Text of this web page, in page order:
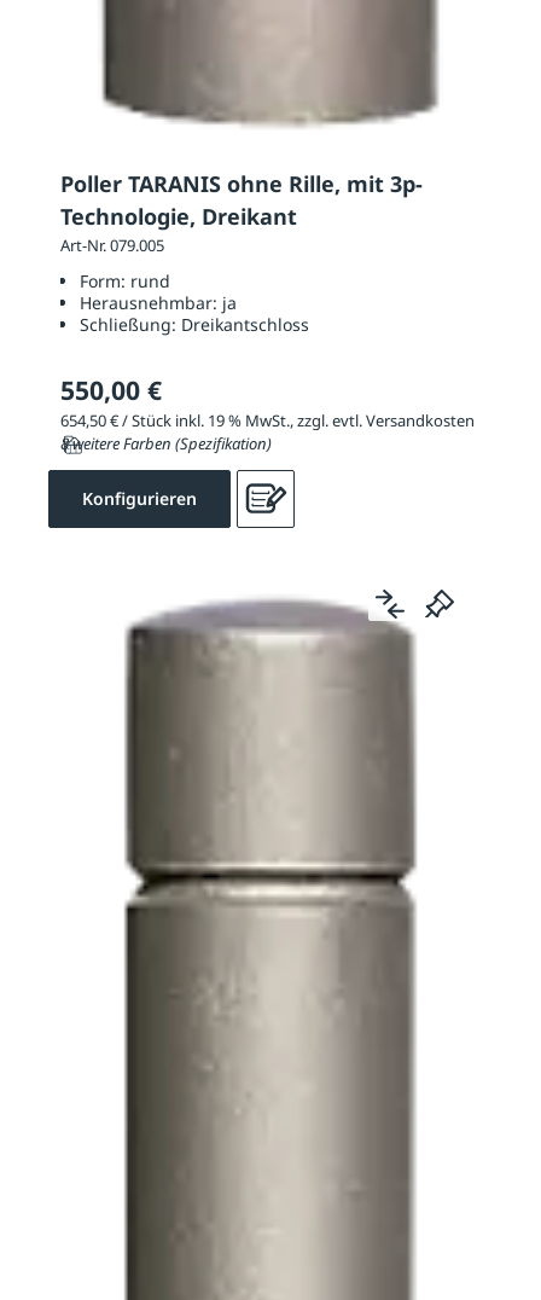
Poller TARANIS ohne Rille, mit 3p-
Technologie, Dreikant
Art-Nr. 079.005
Form: rund
Herausnehmbar: ja
Schließung: Dreikantschloss
550,00 €
654,50 € / Stück inkl. 19 % MwSt., zzgl. evtl. Versandkosten
8 weitere Farben (Spezifikation)
Konfigurieren